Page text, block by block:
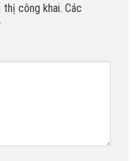
thị công khai. Các